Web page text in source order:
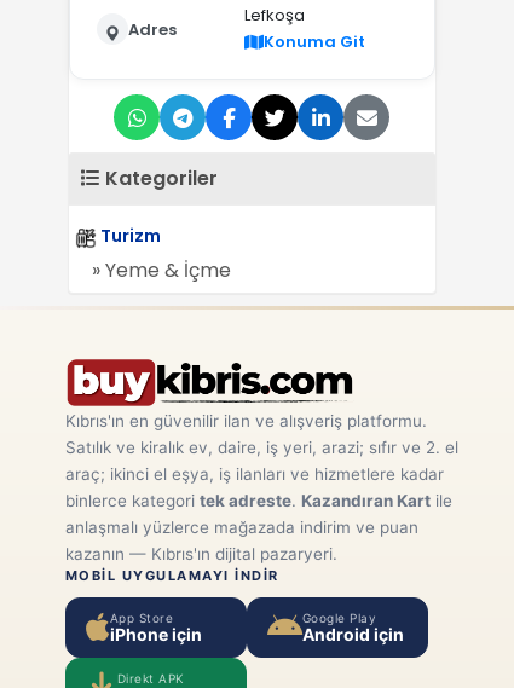
Adres
Lefkoşa
Konuma Git
Kategoriler
Turizm
» Yeme & İçme
Kıbrıs'ın en güvenilir ilan ve alışveriş platformu.
Satılık ve kiralık ev, daire, iş yeri, arazi; sıfır ve 2. el
araç; ikinci el eşya, iş ilanları ve hizmetlere kadar
binlerce kategori tek adreste. Kazandıran Kartile
anlaşmalı yüzlerce mağazada indirim ve puan
kazanın — Kıbrıs'ın dijital pazaryeri.
MOBIL UYGULAMAYI INDIR
App Store
iPhone için
Google Play
Android için
Direkt APK